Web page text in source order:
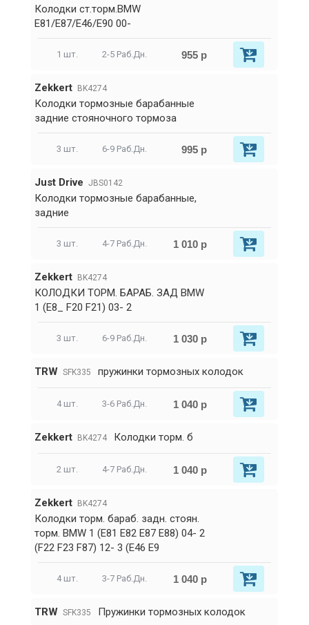
Колодки ст.торм.BMW
E81/E87/E46/E90 00-
1 шт. 2-5 Раб.Дн. 955 р
Zekkert BK4274
Колодки тормозные барабанные
задние стояночного тормоза
3 шт. 6-9 Раб.Дн. 995 р
Just Drive JBS0142
Колодки тормозные барабанные,
задние
3 шт. 4-7 Раб.Дн. 1 010 р
Zekkert BK4274
КОЛОДКИ ТОРМ. БАРАБ. ЗАД BMW
1 (E8_ F20 F21) 03- 2
3 шт. 6-9 Раб.Дн. 1 030 р
TRW SFK335 пружинки тормозных колодок
4 шт. 3-6 Раб.Дн. 1 040 р
Zekkert BK4274 Колодки торм. б
2 шт. 4-7 Раб.Дн. 1 040 р
Zekkert BK4274
Колодки торм. бараб. задн. стоян.
торм. BMW 1 (E81 E82 E87 E88) 04- 2
(F22 F23 F87) 12- 3 (E46 E9
4 шт. 3-7 Раб.Дн. 1 040 р
TRW SFK335 Пружинки тормозных колодок